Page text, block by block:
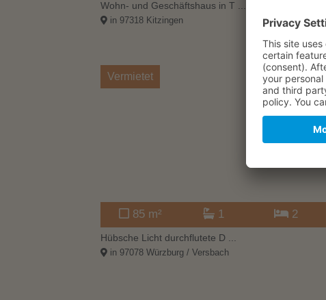
Wohn- und Geschäftshaus in T ...
in 97318 Kitzingen
Vermietet
85 m² 1 2
Hübsche Licht durchflutete D ...
in 97078 Würzburg / Versbach